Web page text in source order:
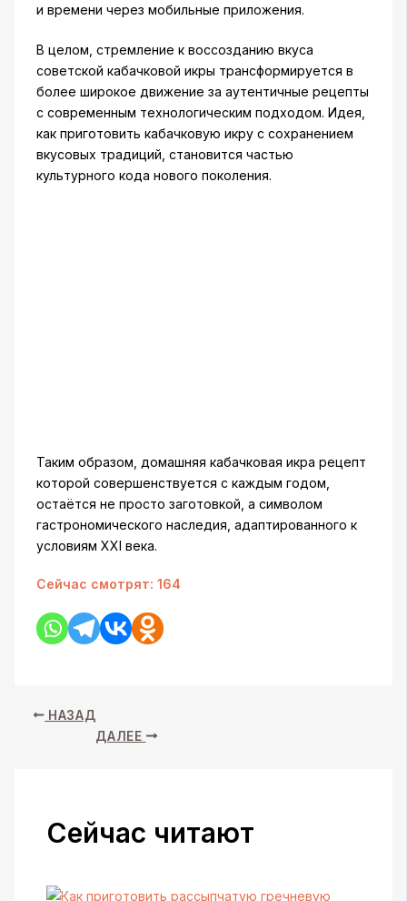
и времени через мобильные приложения.
В целом, стремление к воссозданию вкуса
советской кабачковой икры трансформируется в
более широкое движение за аутентичные рецепты
с современным технологическим подходом. Идея,
как приготовить кабачковую икру с сохранением
вкусовых традиций, становится частью
культурного кода нового поколения.
Таким образом, домашняя кабачковая икра рецепт
которой совершенствуется с каждым годом,
остаётся не просто заготовкой, а символом
гастрономического наследия, адаптированного к
условиям XXI века.
Сейчас смотрят: 164
НАЗАД
ДАЛЕЕ
Сейчас читают